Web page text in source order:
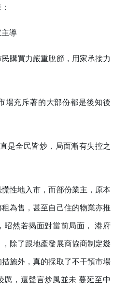
導
購買力嚴重脫節，用家承接力
場充斥著的大部份都是後知後
是全民皆炒，局面漸有失控之
性地入市，而部份業主，原本
為售，甚至自己住的物業亦推
昭然若揭面對當前局面， 港府
除了跟地產發展商協商制定幾
施外，真的採取了不干預市場
厲，還聲言炒風並未 蔓延至中